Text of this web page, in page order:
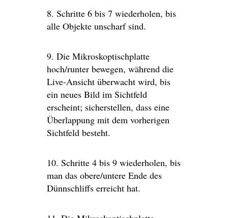
8. Schritte 6 bis 7 wiederholen, bis
alle Objekte unscharf sind.
9. Die Mikroskoptischplatte
hoch/runter bewegen, während die
Live-Ansicht überwacht wird, bis
ein neues Bild im Sichtfeld
erscheint; sicherstellen, dass eine
Überlappung mit dem vorherigen
Sichtfeld besteht.
10. Schritte 4 bis 9 wiederholen, bis
man das obere/untere Ende des
Dünnschliffs erreicht hat.